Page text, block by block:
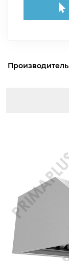
Производитель